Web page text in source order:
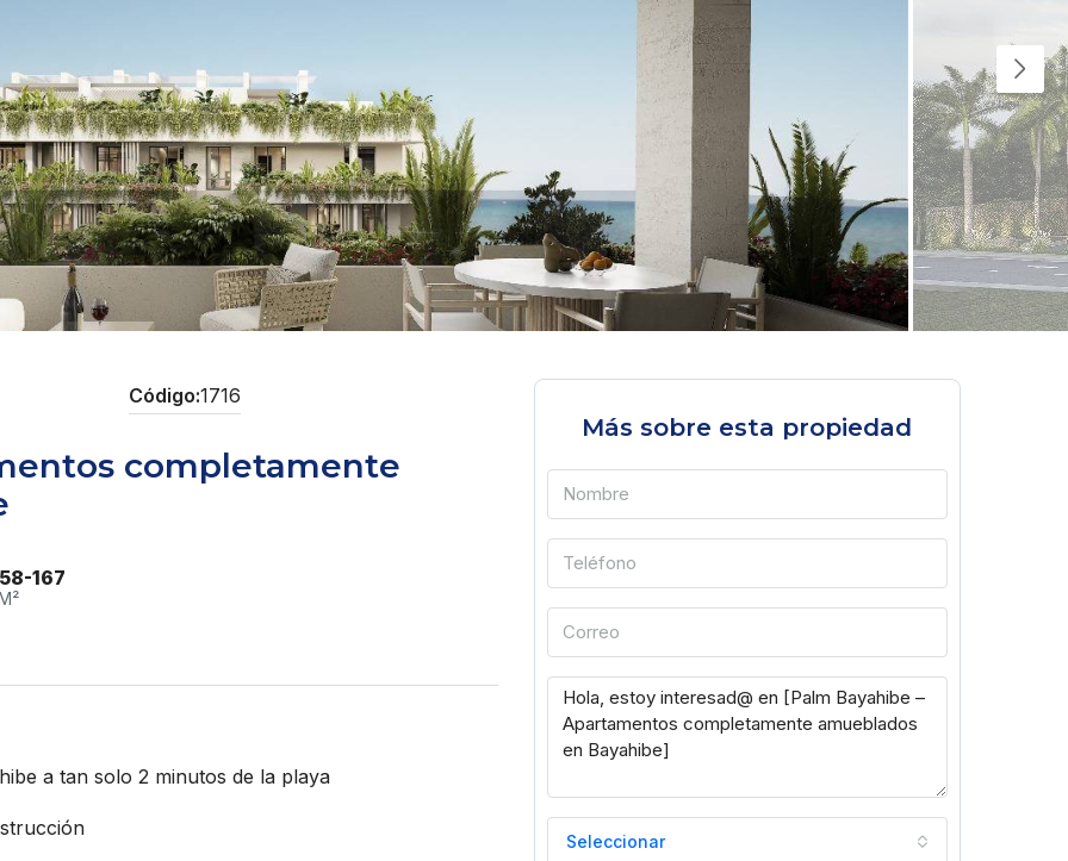
1716
completamente
58-167
a tan solo 2 minutos de la playa
Más sobre esta propiedad
Seleccionar